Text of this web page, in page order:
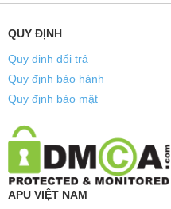
QUY ĐỊNH
Quy định đổi trả
Quy định bảo hành
Quy định bảo mật
APU VIỆT NAM